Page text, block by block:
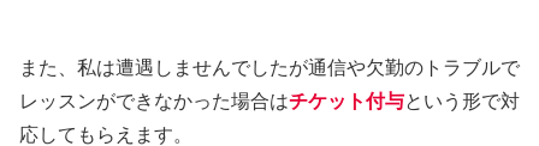
また、私は遭遇しませんでしたが通信や欠勤のトラブルで
レッスンができなかった場合はチケット付与という形で対
応してもらえます。